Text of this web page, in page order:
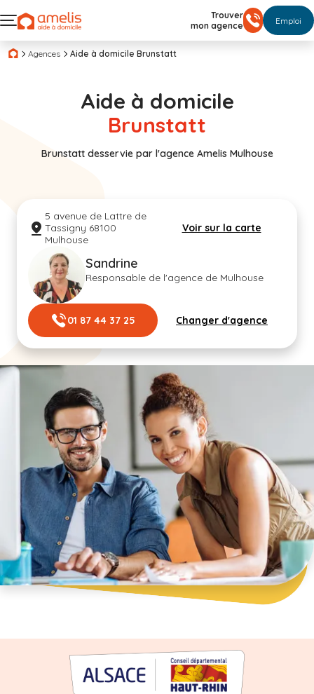
Trouver
mon agence
Emploi
Agences Aide à domicile Brunstatt
Aide à domicile
Brunstatt
Brunstatt desservie par l'agence Amelis Mulhouse
5 avenue de Lattre de
Tassigny 68100
Mulhouse
Voir sur la carte
Sandrine
Responsable de l'agence de Mulhouse
01 87 44 37 25 Changer d'agence